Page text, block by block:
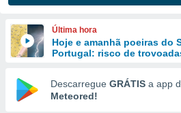
das
e
forma
digital
Última hora
Hoje e amanhã poeiras do
Portugal: risco de
Descarregue GRÁTIS a app
Meteored!